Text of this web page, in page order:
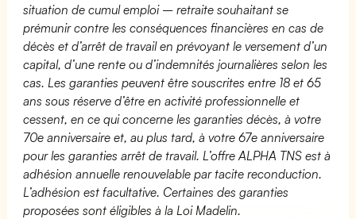
situation de cumul emploi – retraite souhaitant se
prémunir contre les conséquences financières en cas de
décès et d’arrêt de travail en prévoyant le versement d’un
capital, d’une rente ou d’indemnités journalières selon les
cas. Les garanties peuvent être souscrites entre 18 et 65
ans sous réserve d’être en activité professionnelle et
cessent, en ce qui concerne les garanties décès, à votre
70e anniversaire et, au plus tard, à votre 67e anniversaire
pour les garanties arrêt de travail. L’offre ALPHA TNS est à
adhésion annuelle renouvelable par tacite reconduction.
L’adhésion est facultative. Certaines des garanties
proposées sont éligibles à la Loi Madelin.